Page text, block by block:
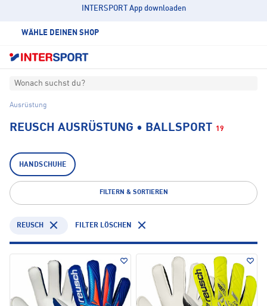
INTERSPORT App downloaden
WÄHLE DEINEN SHOP
Wonach suchst du?
Ausrüstung
REUSCH AUSRÜSTUNG • BALLSPORT 19
HANDSCHUHE
FILTERN & SORTIEREN
REUSCH FILTER LÖSCHEN